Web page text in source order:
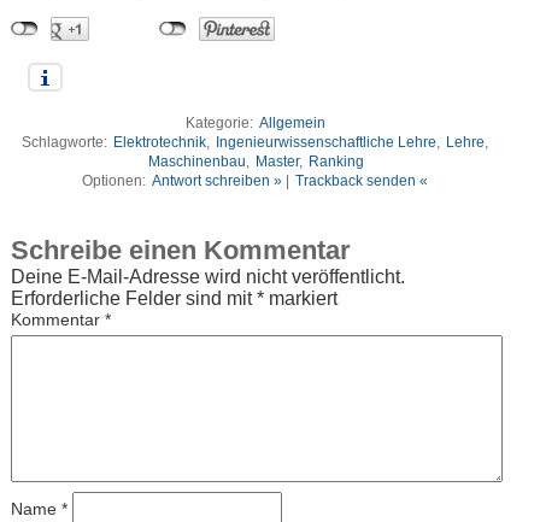
Kategorie: Allgemein
Schlagworte: Elektrotechnik, Ingenieurwissenschaftliche Lehre, Lehre,
Maschinenbau, Master, Ranking
Optionen: Antwort schreiben » Trackback senden «
Schreibe einen Kommentar
Deine E-Mail-Adresse wird nicht veröffentlicht.
Erforderliche Felder sind mit*markiert
Kommentar *
Name *